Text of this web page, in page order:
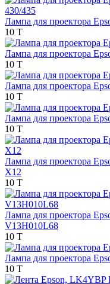
Лампа для проектора
10 T
Лампа для проектора
10 T
Лампа для проектора
10 T
Лампа для проектора
10 T
Лампа для проектора
Х12
10 T
Лампа для проектора
V13H010L68
10 T
Лампа для проектора
10 T